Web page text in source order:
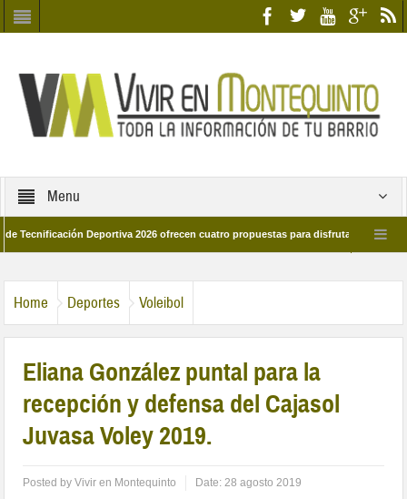
Menu
Deportiva 2026 ofrecen cuatro propuestas para disfrutar del deporte este
Home Deportes Voleibol
Eliana González puntal para la
recepción y defensa del Cajasol
Juvasa Voley 2019.
Posted byVivir en Montequinto Date:28 agosto 2019